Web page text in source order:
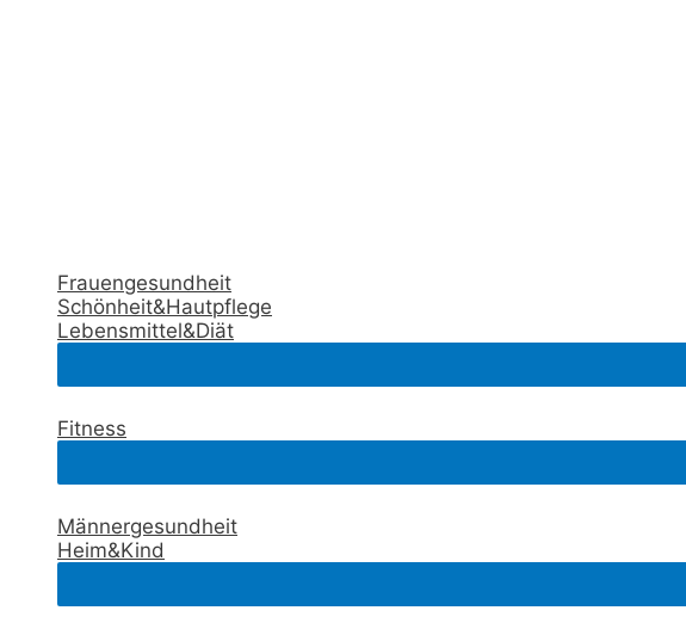
Frauengesundheit
Schönheit&Hautpflege
Lebensmittel&Diät
Fitness
Männergesundheit
Heim&Kind